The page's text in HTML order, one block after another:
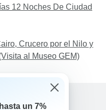
12 Noches De Ciudad
Crucero por el Nilo y
al Museo GEM)
un 7%